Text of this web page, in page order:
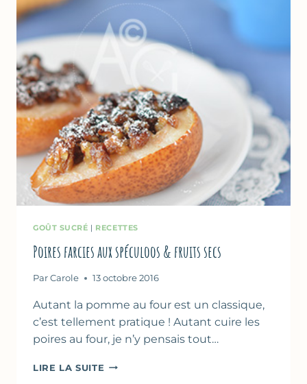
&
HUILE
GOÛT SUCRÉ | RECETTES
Poires farcies aux spéculoos & fruits secs
Par Carole 13 octobre 2016
Autant la pomme au four est un classique,
c’est tellement pratique ! Autant cuire les
poires au four, je n’y pensais tout…
LIRE LA SUITE POIRES